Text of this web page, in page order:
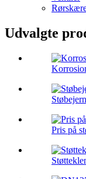
Udvalgte
Pris på